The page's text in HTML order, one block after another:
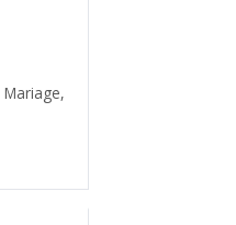
Mariage,